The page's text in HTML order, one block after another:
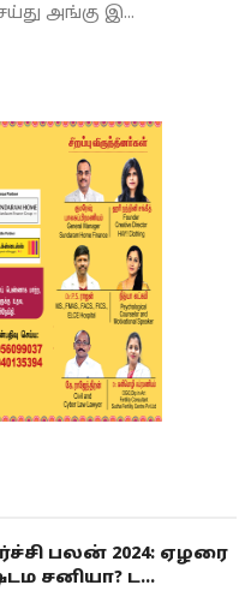
அங்கு இ...
பலன் 2024: ஏழரை
சனியா? ட...